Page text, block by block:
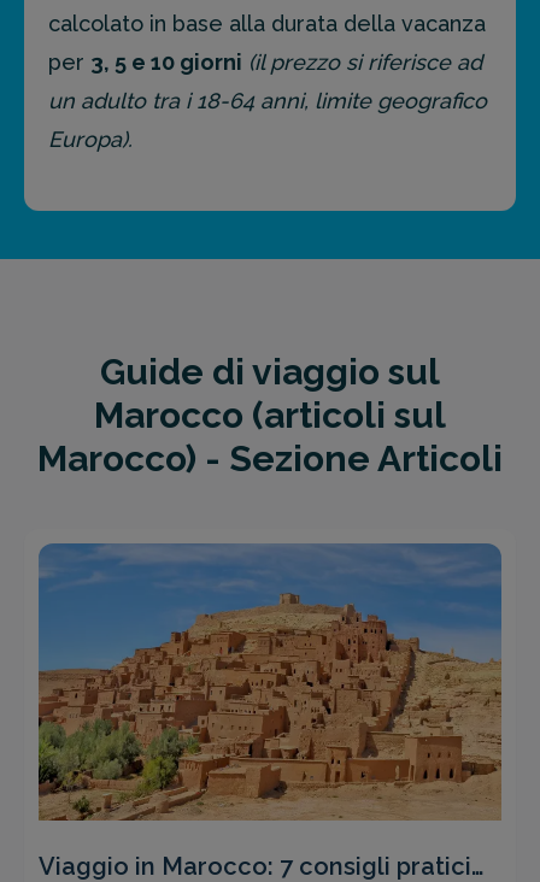
calcolato in base alla durata della vacanza
per 3, 5 e 10 giorni (il prezzo si riferisce ad
un adulto tra i 18-64 anni, limite geografico
Europa).
Guide di viaggio sul
Marocco (articoli sul
Marocco) - Sezione Articoli
Viaggio in Marocco: 7 consigli pratici